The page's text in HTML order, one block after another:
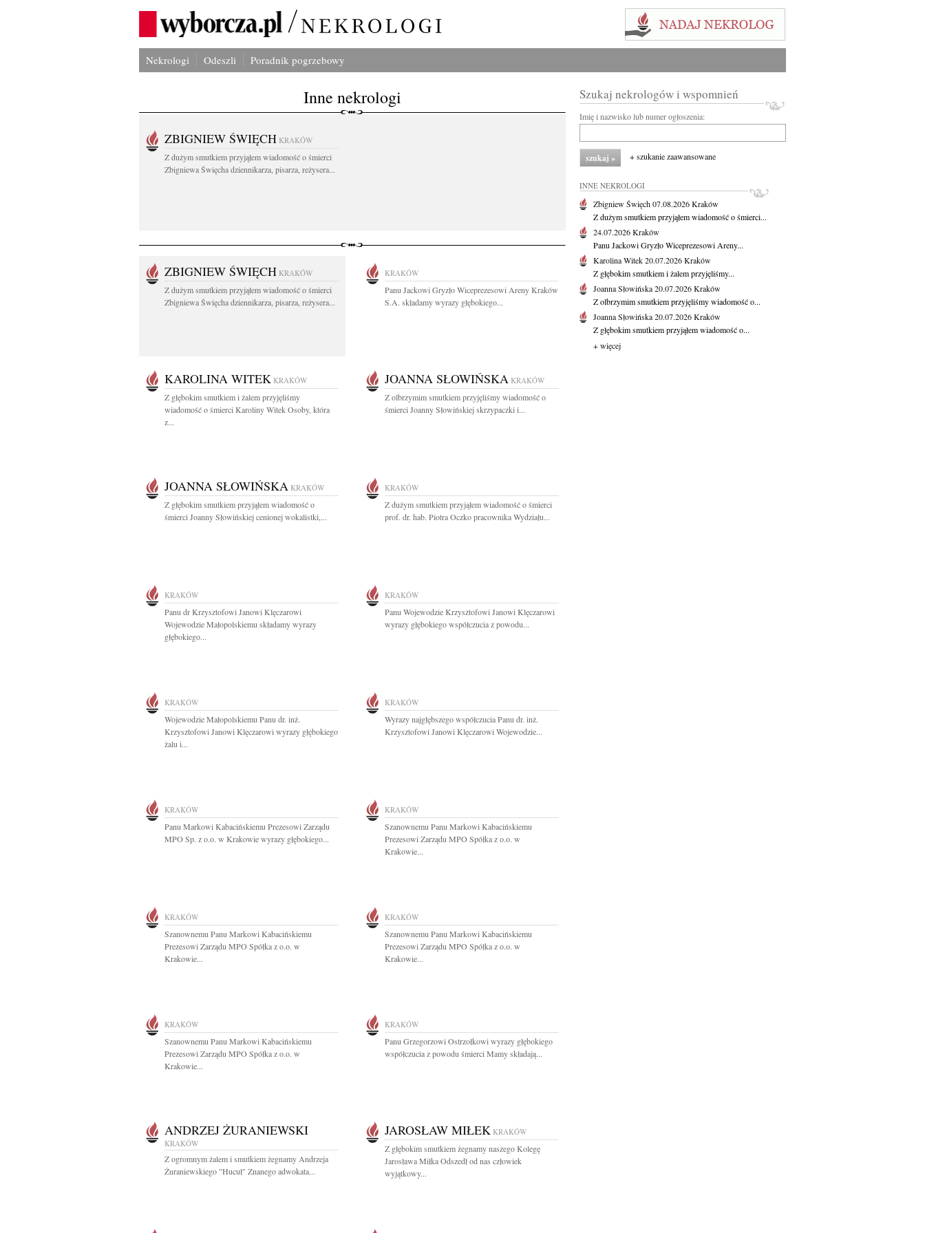
Nekrologi Odeszli Poradnik pogrzebowy
Inne nekrologi
ZBIGNIEW ŚWIĘCH KRAKÓW
Z dużym smutkiem przyjąłem wiadomość o śmierci
Zbigniewa Święcha dziennikarza, pisarza, reżysera...
ZBIGNIEW ŚWIĘCH KRAKÓW
Z dużym smutkiem przyjąłem wiadomość o śmierci
Zbigniewa Święcha dziennikarza, pisarza, reżysera...
KRAKÓW
Panu Jackowi Gryzło Wiceprezesowi Areny Kraków
S.A. składamy wyrazy głębokiego...
KAROLINA WITEK KRAKÓW
Z głębokim smutkiem i żalem przyjęliśmy
wiadomość o śmierci Karoliny Witek Osoby, która
z...
JOANNA SŁOWIŃSKA KRAKÓW
Z olbrzymim smutkiem przyjęliśmy wiadomość o
śmierci Joanny Słowińskiej skrzypaczki i...
JOANNA SŁOWIŃSKA KRAKÓW
Z głębokim smutkiem przyjąłem wiadomość o
śmierci Joanny Słowińskiej cenionej wokalistki,...
KRAKÓW
Z dużym smutkiem przyjąłem wiadomość o śmierci
prof. dr. hab. Piotra Oczko pracownika Wydziału...
KRAKÓW
Panu dr Krzysztofowi Janowi Klęczarowi
Wojewodzie Małopolskiemu składamy wyrazy
głębokiego...
KRAKÓW
Panu Wojewodzie Krzysztofowi Janowi Klęczarowi
wyrazy głębokiego współczucia z powodu...
KRAKÓW
Wojewodzie Małopolskiemu Panu dr. inż.
Krzysztofowi Janowi Klęczarowi wyrazy głębokiego
żalu i...
KRAKÓW
Wyrazy najgłębszego współczucia Panu dr. inż.
Krzysztofowi Janowi Klęczarowi Wojewodzie...
KRAKÓW
Panu Markowi Kabacińskiemu Prezesowi Zarządu
MPO Sp. z o.o. w Krakowie wyrazy głębokiego...
KRAKÓW
Szanownemu Panu Markowi Kabacińskiemu
Prezesowi Zarządu MPO Spółka z o.o. w
Krakowie...
KRAKÓW
Szanownemu Panu Markowi Kabacińskiemu
Prezesowi Zarządu MPO Spółka z o.o. w
Krakowie...
KRAKÓW
Szanownemu Panu Markowi Kabacińskiemu
Prezesowi Zarządu MPO Spółka z o.o. w
Krakowie...
KRAKÓW
Szanownemu Panu Markowi Kabacińskiemu
Prezesowi Zarządu MPO Spółka z o.o. w
Krakowie...
KRAKÓW
Panu Grzegorzowi Ostrzołkowi wyrazy głębokiego
współczucia z powodu śmierci Mamy składają...
ANDRZEJ ŻURANIEWSKI
KRAKÓW
Z ogromnym żalem i smutkiem żegnamy Andrzeja
Żuraniewskiego "Hucuł" Znanego adwokata...
JAROSŁAW MIŁEK KRAKÓW
Z głębokim smutkiem żegnamy naszego Kolegę
Jarosława Miłka Odszedł od nas człowiek
wyjątkowy...
Szukaj nekrologów i wspomnień
Imię i nazwisko lub numer ogłoszenia:
+ szukanie zaawansowane
INNE NEKROLOGI
Zbigniew Święch07.08.2026Kraków
Z dużym smutkiem przyjąłem wiadomość o śmierci...
24.07.2026Kraków
Panu Jackowi Gryzło Wiceprezesowi Areny...
Karolina Witek20.07.2026Kraków
Z głębokim smutkiem i żalem przyjęliśmy...
Joanna Słowińska20.07.2026Kraków
Z olbrzymim smutkiem przyjęliśmy wiadomość o...
Joanna Słowińska20.07.2026Kraków
Z głębokim smutkiem przyjąłem wiadomość o...
+ więcej